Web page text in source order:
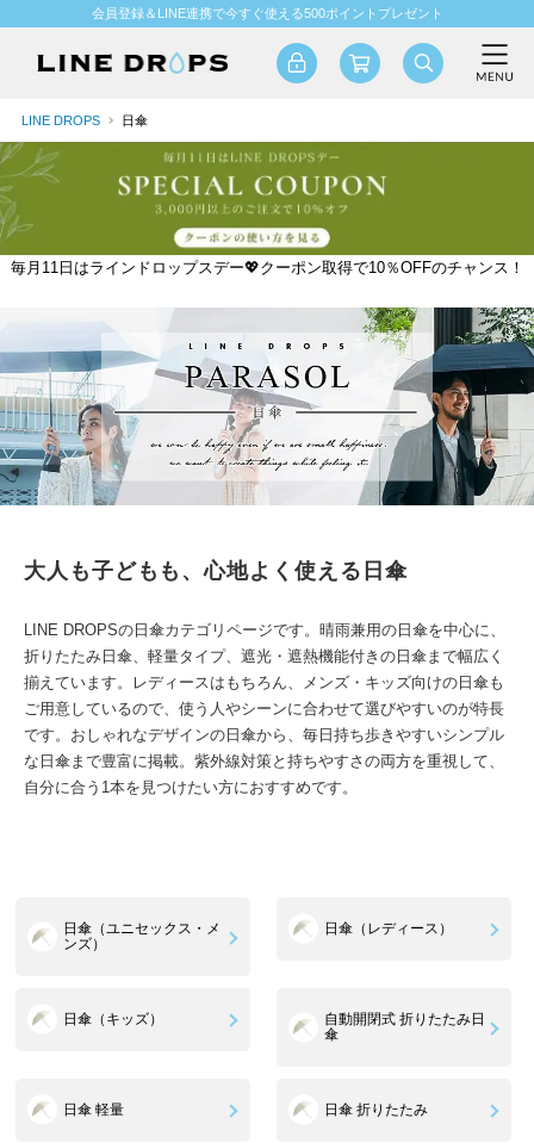
会員登録＆LINE連携で今すぐ使える500ポイントプレゼント
LINE DROPS 日傘
毎月11日はラインドロップスデー💖クーポン取得で10％OFFのチャンス！
大人も子どもも、心地よく使える日傘
LINE DROPSの日傘カテゴリページです。晴雨兼用の日傘を中心に、
折りたたみ日傘、軽量タイプ、遮光・遮熱機能付きの日傘まで幅広く
揃えています。レディースはもちろん、メンズ・キッズ向けの日傘も
ご用意しているので、使う人やシーンに合わせて選びやすいのが特長
です。おしゃれなデザインの日傘から、毎日持ち歩きやすいシンプル
な日傘まで豊富に掲載。紫外線対策と持ちやすさの両方を重視して、
自分に合う1本を見つけたい方におすすめです。
日傘（ユニセックス・メ
ンズ）
日傘（レディース）
日傘（キッズ）
自動開閉式 折りたたみ日
傘
日傘 軽量 日傘 折りたたみ